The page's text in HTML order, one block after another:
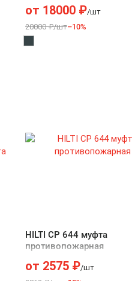
от 18000 ₽/шт
20000 ₽/шт–10%
HILTI CP 644 муфта
противопожарная
от 2575 ₽/шт